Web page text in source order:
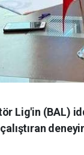
Lig'in (BAL)